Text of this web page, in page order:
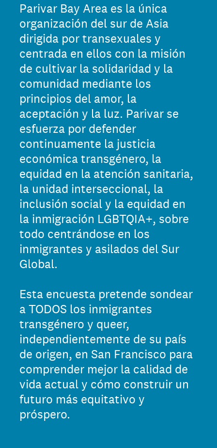
Parivar Bay Area es la única
organización del sur de Asia
dirigida por transexuales y
centrada en ellos con la misión
de cultivar la solidaridad y la
comunidad mediante los
principios del amor, la
aceptación y la luz. Parivar se
esfuerza por defender
continuamente la justicia
económica transgénero, la
equidad en la atención sanitaria,
la unidad interseccional, la
inclusión social y la equidad en
la inmigración LGBTQIA+, sobre
todo centrándose en los
inmigrantes y asilados del Sur
Global.
Esta encuesta pretende sondear
a TODOS los inmigrantes
transgénero y queer,
independientemente de su país
de origen, en San Francisco para
comprender mejor la calidad de
vida actual y cómo construir un
futuro más equitativo y
próspero.